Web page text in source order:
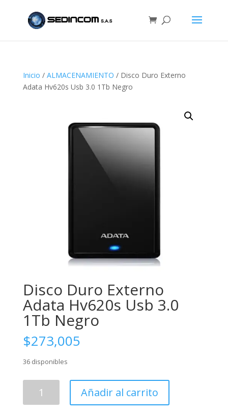
Inicio / ALMACENAMIENTO / Disco Duro Externo
Adata Hv620s Usb 3.0 1Tb Negro
Disco Duro Externo
Adata Hv620s Usb 3.0
1Tb Negro
$273,005
36 disponibles
Añadir al carrito